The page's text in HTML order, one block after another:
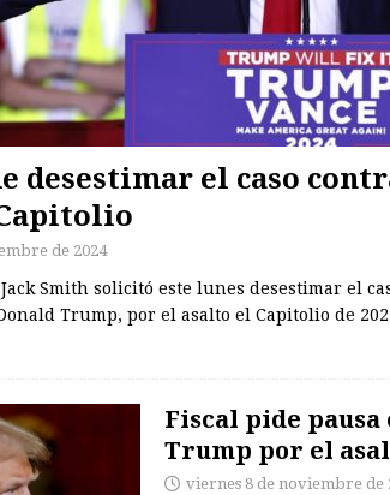
desestimar el caso
de 2024
Smith solicitó este lunes desestimar el
Trump, por el asalto el Capitolio de
Fiscal pide
Trump por el
viernes 8 de noviembre de